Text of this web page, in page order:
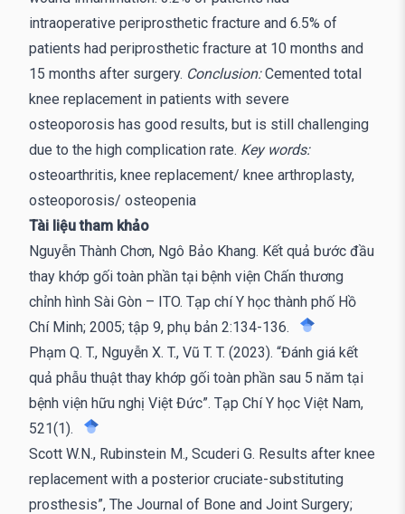
intraoperative periprosthetic fracture and 6.5% of
patients had periprosthetic fracture at 10 months and
15 months after surgery. Conclusion:Cemented total
knee replacement in patients with severe
osteoporosis has good results, but is still challenging
due to the high complication rate. Key words:
osteoarthritis, knee replacement/ knee arthroplasty,
osteoporosis/ osteopenia
Tài liệu tham khảo
Nguyễn Thành Chơn, Ngô Bảo Khang. Kết quả bước đầu
thay khớp gối toàn phần tại bệnh viện Chấn thương
chỉnh hình Sài Gòn – ITO. Tạp chí Y học thành phố Hồ
Chí Minh; 2005; tập 9, phụ bản 2:134-136.
Phạm Q. T., Nguyễn X. T., Vũ T. T. (2023). “Đánh giá kết
quả phẫu thuật thay khớp gối toàn phần sau 5 năm tại
bệnh viện hữu nghị Việt Đức”. Tạp Chí Y học Việt Nam,
521(1).
Scott W.N., Rubinstein M., Scuderi G. Results after knee
replacement with a posterior cruciate-substituting
prosthesis”, The Journal of Bone and Joint Surgery;